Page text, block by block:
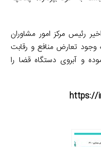
رئیس مرکز امور مشاوران
وجود تعارض منافع و رقابت
و آبروی دستگاه قضا را